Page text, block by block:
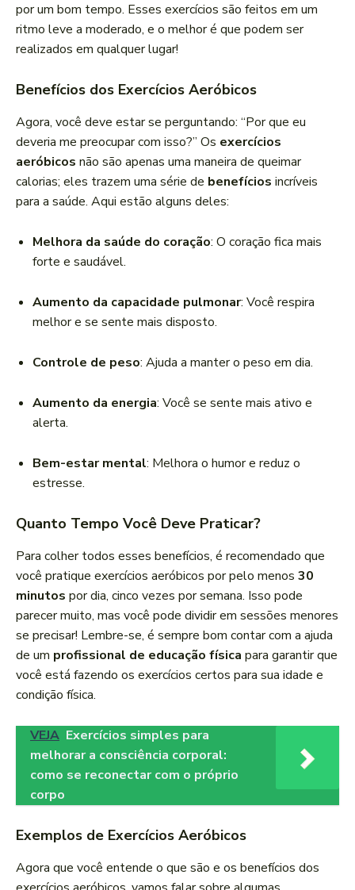
por um bom tempo. Esses exercícios são feitos em um
ritmo leve a moderado, e o melhor é que podem ser
realizados em qualquer lugar!
Benefícios dos Exercícios Aeróbicos
Agora, você deve estar se perguntando: “Por que eu
deveria me preocupar com isso?” Os exercícios
aeróbicos não são apenas uma maneira de queimar
calorias; eles trazem uma série de benefícios incríveis
para a saúde. Aqui estão alguns deles:
Melhora da saúde do coração: O coração fica mais
forte e saudável.
Aumento da capacidade pulmonar: Você respira
melhor e se sente mais disposto.
Controle de peso: Ajuda a manter o peso em dia.
Aumento da energia: Você se sente mais ativo e
alerta.
Bem-estar mental: Melhora o humor e reduz o
estresse.
Quanto Tempo Você Deve Praticar?
Para colher todos esses benefícios, é recomendado que
você pratique exercícios aeróbicos por pelo menos 30
minutos por dia, cinco vezes por semana. Isso pode
parecer muito, mas você pode dividir em sessões menores
se precisar! Lembre-se, é sempre bom contar com a ajuda
de um profissional de educação física para garantir que
você está fazendo os exercícios certos para sua idade e
condição física.
VEJA Exercícios simples para
melhorar a consciência corporal:
como se reconectar com o próprio
corpo
Exemplos de Exercícios Aeróbicos
Agora que você entende o que são e os benefícios dos